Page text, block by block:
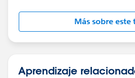
Más sobre este
Aprendizaje